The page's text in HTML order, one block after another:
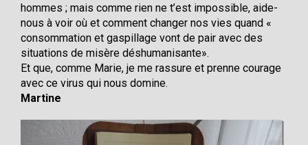
hommes ; mais comme rien ne t’est impossible, aide-
nous à voir où et comment changer nos vies quand «
consommation et gaspillage vont de pair avec des
situations de misère déshumanisante».
Et que, comme Marie, je me rassure et prenne courage
avec ce virus qui nous domine.
Martine